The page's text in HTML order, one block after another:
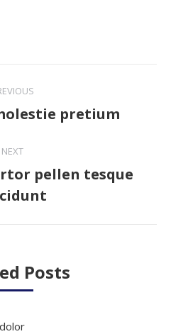
Previous pretium
NEXT
Next
post:
pellen tesque
Posts